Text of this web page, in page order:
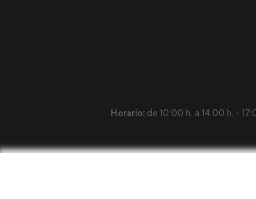
Horario: de 10:00 h. a 14:00 h. -